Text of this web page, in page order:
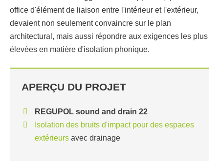
office d'élément de liaison entre l'intérieur et l'extérieur,
devaient non seulement convaincre sur le plan
architectural, mais aussi répondre aux exigences les plus
élevées en matière d'isolation phonique.
APERÇU DU PROJET
REGUPOL sound and drain 22
Isolation des bruits d'impact pour des espaces
extérieurs avec drainage